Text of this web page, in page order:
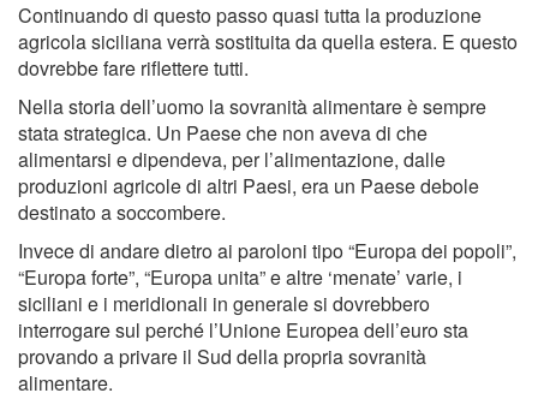
Continuando di questo passo quasi tutta la produzione
agricola siciliana verrà sostituita da quella estera. E questo
dovrebbe fare riflettere tutti.
Nella storia dell’uomo la sovranità alimentare è sempre
stata strategica. Un Paese che non aveva di che
alimentarsi e dipendeva, per l’alimentazione, dalle
produzioni agricole di altri Paesi, era un Paese debole
destinato a soccombere.
Invece di andare dietro ai paroloni tipo “Europa dei popoli”,
“Europa forte”, “Europa unita” e altre ‘menate’ varie, i
siciliani e i meridionali in generale si dovrebbero
interrogare sul perché l’Unione Europea dell’euro sta
provando a privare il Sud della propria sovranità
alimentare.